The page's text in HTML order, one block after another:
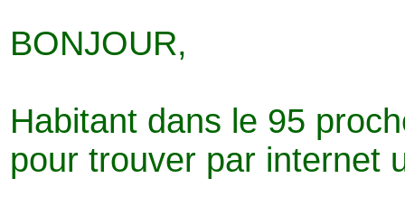
BONJOUR,
Habitant dans le 95
pour trouver par internet